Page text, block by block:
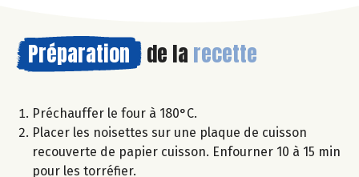
Préparation de la recette
Préchauffer le four à 180°C.
Placer les noisettes sur une plaque de cuisson
recouverte de papier cuisson. Enfourner 10 à 15 min
pour les torréfier.